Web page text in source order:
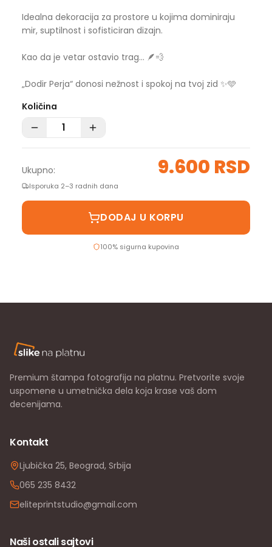
Idealna dekoracija za prostore u kojima dominiraju
mir, suptilnost i sofisticiran dizajn.
Kao da je vetar ostavio trag… 🪶💨
„Dodir Perja“ donosi nežnost i spokoj na tvoj zid ✨🩵
Količina
Ukupno: 9.600 RSD
Isporuka 2–3 radnih dana
DODAJ U KORPU
100% sigurna kupovina
Premium štampa fotografija na platnu. Pretvorite svoje
uspomene u umetnička dela koja krase vaš dom
decenijama.
Kontakt
Ljubička 25, Beograd, Srbija
065 235 8432
eliteprintstudio@gmail.com
Naši ostali sajtovi